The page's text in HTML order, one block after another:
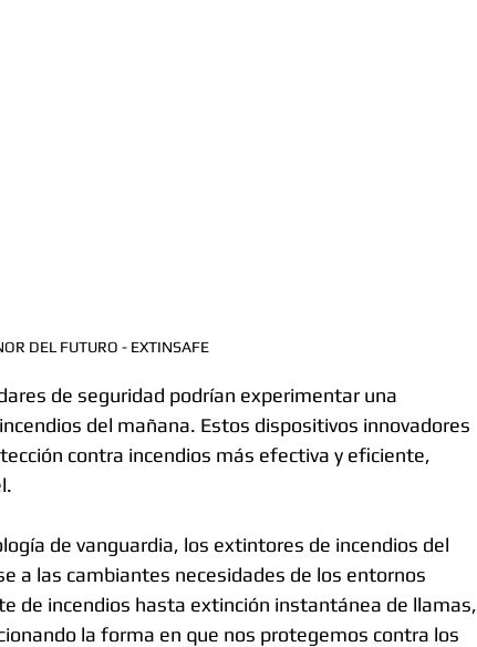
DEL FUTURO - EXTINSAFE
de seguridad podrían experimentar una
del mañana. Estos dispositivos innovadores
contra incendios más efectiva y eficiente,
de vanguardia, los extintores de incendios del
a las cambiantes necesidades de los entornos
de incendios hasta extinción instantánea de llamas,
la forma en que nos protegemos contra los